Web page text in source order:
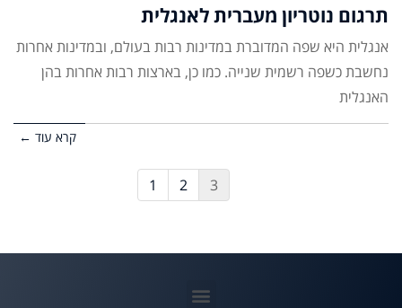
תרגום נוטריון מעברית לאנגלית
אנגלית היא שפה המדוברת במדינות רבות בעולם, ובמדינות אחרות
נחשבת כשפה רשמית שנייה. כמו כן, בארצות רבות אחרות בהן
האנגלית
קרא עוד ←
1 2 3